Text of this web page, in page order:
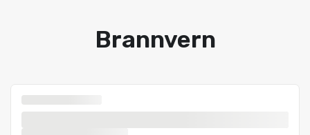
Brannvern